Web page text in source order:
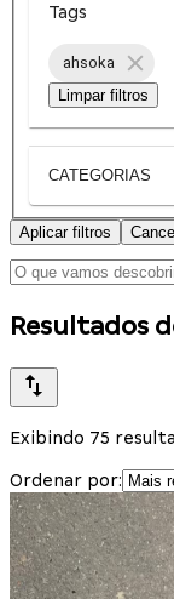
Tags
ahsoka
Limpar filtros
CATEGORIAS
Aplicar filtros
Resultados
Exibindo 75
Ordenar por: